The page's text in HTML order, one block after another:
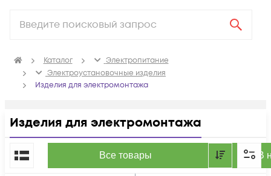
Каталог
Электропитание
Электроустановочные изделия
Изделия для электромонтажа
Изделия для электромонтажа
Все товары В
По популярности